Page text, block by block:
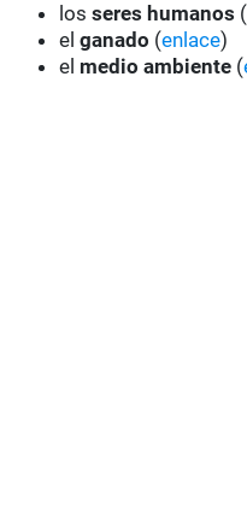
losseres humanos (
elganado (enlace)
el medio ambiente (